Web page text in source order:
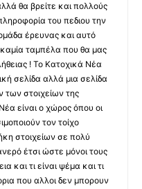
θα βρείτε και πολλούς
του πεδιου την
έρευνας και αυτό
καμία ταμπέλα που θα μας
! Το Κατοχικά Νέα
σελίδα αλλά μια σελίδα
των στοιχείων της
είναι ο χώρος όπου οι
τον τοίχο
στοιχείων σε πολύ
έτσι ώστε μόνοι τους
και τι είναι ψέμα και τι
που αλλοι δεν μπορουν